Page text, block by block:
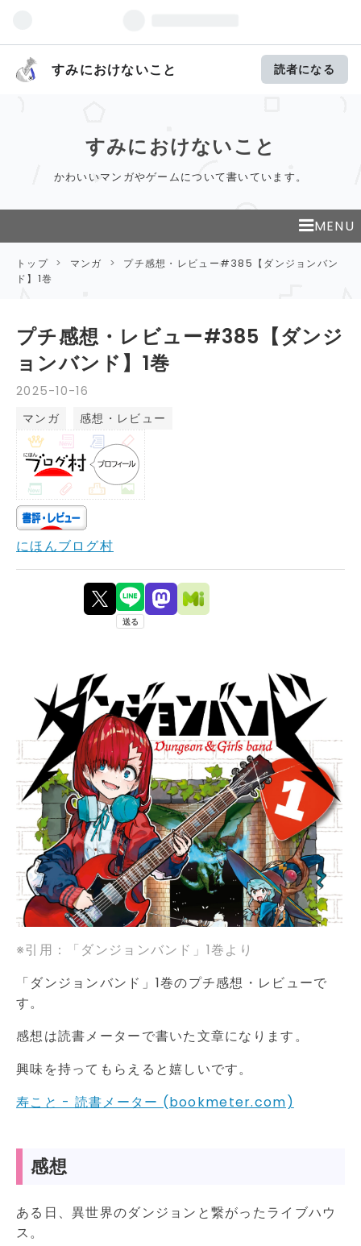
すみにおけないこと 読者になる
すみにおけないこと
かわいいマンガやゲームについて書いています。
MENU
トップ > マンガ >
プチ感想・レビュー#385【ダンジョンバン
ド】1巻
2025-10-16
プチ感想・レビュー#385【ダンジ
ョンバンド】1巻
マンガ 感想・レビュー
にほんブログ村
※引用：「ダンジョンバンド」1巻より
「ダンジョンバンド」1巻のプチ感想・レビューで
す。
感想は読書メーターで書いた文章になります。
興味を持ってもらえると嬉しいです。
寿こと - 読書メーター (bookmeter.com)
感想
ある日、異世界のダンジョンと繋がったライブハウ
ス。